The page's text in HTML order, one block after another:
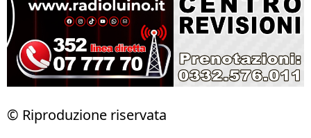
© Riproduzione riservata